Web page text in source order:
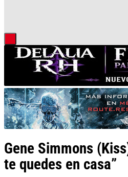
Gene Simmons
te quedes en casa”